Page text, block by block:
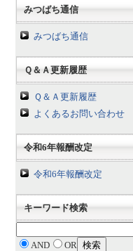
みつばち通信
みつばち通信
Ｑ＆Ａ更新履歴
Ｑ＆Ａ更新履歴
よくあるお問い合わせ
令和6年報酬改定
令和6年報酬改定
キーワード検索
AND OR